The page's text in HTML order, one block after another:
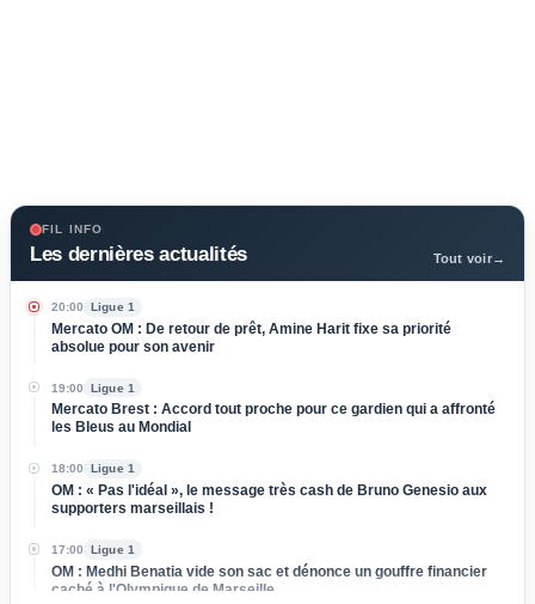
FIL INFO
Les dernières actualités Tout voir→
20:00 Ligue 1
Mercato OM : De retour de prêt, Amine Harit fixe sa priorité
absolue pour son avenir
19:00 Ligue 1
Mercato Brest : Accord tout proche pour ce gardien qui a affronté
les Bleus au Mondial
18:00 Ligue 1
OM : « Pas l'idéal », le message très cash de Bruno Genesio aux
supporters marseillais !
17:00 Ligue 1
OM : Medhi Benatia vide son sac et dénonce un gouffre financier
caché à l'Olympique de Marseille